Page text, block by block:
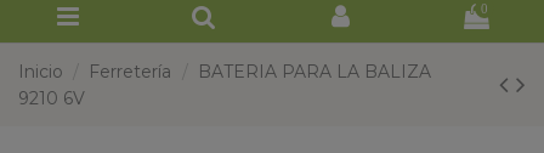
0
Inicio Ferretería
BATERIA PARA LA BALIZA
9210 6V